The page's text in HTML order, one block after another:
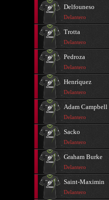
Delfouneso
Delantero
Trotta
Delantero
Pedroza
Delantero
Henríquez
Delantero
Adam Campbell
Delantero
Sacko
Delantero
Graham Burke
Delantero
Saint-Maximin
Delantero